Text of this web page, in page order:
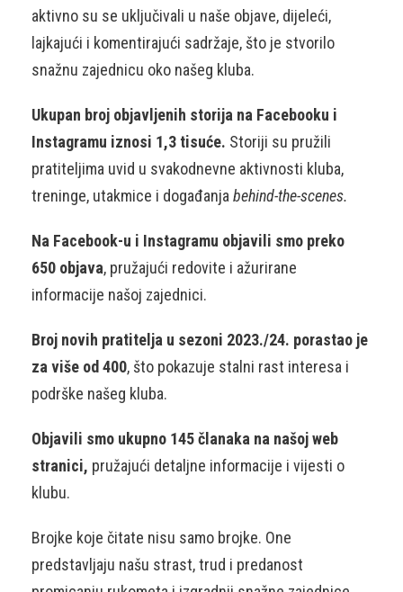
aktivno su se uključivali u naše objave, dijeleći,
lajkajući i komentirajući sadržaje, što je stvorilo
snažnu zajednicu oko našeg kluba.
Ukupan broj objavljenih storija na Facebooku i
Instagramu iznosi 1,3 tisuće. Storiji su pružili
pratiteljima uvid u svakodnevne aktivnosti kluba,
treninge, utakmice i događanja behind-the-scenes.
Na Facebook-u i Instagramu objavili smo preko
650 objava, pružajući redovite i ažurirane
informacije našoj zajednici.
Broj novih pratitelja u sezoni 2023./24. porastao je
za više od 400, što pokazuje stalni rast interesa i
podrške našeg kluba.
Objavili smo ukupno 145 članaka na našoj web
stranici, pružajući detaljne informacije i vijesti o
klubu.
Brojke koje čitate nisu samo brojke. One
predstavljaju našu strast, trud i predanost